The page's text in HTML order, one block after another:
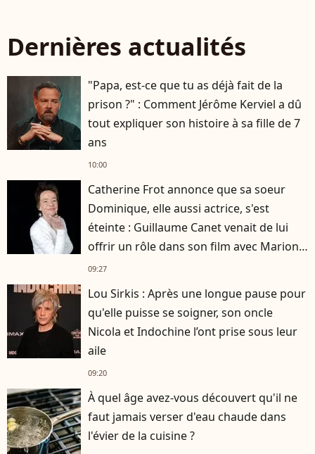
Dernières actualités
"Papa, est-ce que tu as déjà fait de la
prison ?" : Comment Jérôme Kerviel a dû
tout expliquer son histoire à sa fille de 7
ans
10:00
Catherine Frot annonce que sa soeur
Dominique, elle aussi actrice, s'est
éteinte : Guillaume Canet venait de lui
offrir un rôle dans son film avec Marion
Cotillard
09:27
Lou Sirkis : Après une longue pause pour
qu'elle puisse se soigner, son oncle
Nicola et Indochine l’ont prise sous leur
aile
09:20
À quel âge avez-vous découvert qu'il ne
faut jamais verser d'eau chaude dans
l'évier de la cuisine ?